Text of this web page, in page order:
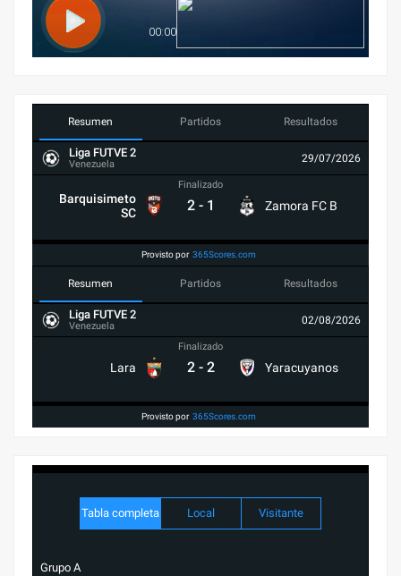
Resumen Partidos Resultados
Liga FUTVE 2
Venezuela 29/07/2026
Barquisimeto
SC
Finalizado
2 - 1 Zamora FC B
Provisto por 365Scores.com
Resumen Partidos Resultados
Liga FUTVE 2
Venezuela 02/08/2026
Lara
Finalizado
2 - 2 Yaracuyanos
Provisto por 365Scores.com
Tabla completa Local Visitante
Grupo A